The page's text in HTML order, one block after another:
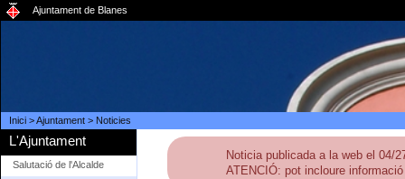
Ajuntament de Blanes
Inici>Ajuntament> Noticies
L'Ajuntament
Salutació de l'Alcalde
Noticia publicada a la web el 04/
ATENCIÓ: pot incloure